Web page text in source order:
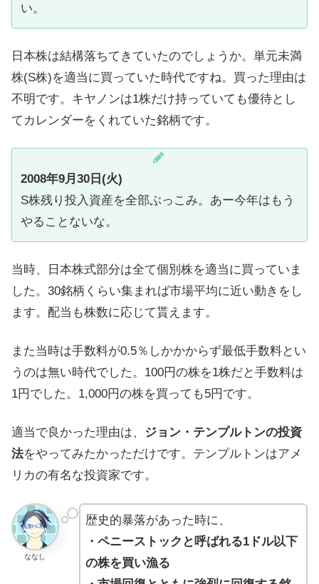
い。
日本株は結構落ちてきていたのでしょうか。単元未満
株(S株)を適当に買っていた時代ですね。買った理由は
不明です。キヤノンは1株だけ持っていても優待とし
てカレンダーをくれていた銘柄です。
2008年9月30日(火)
S株残り投入資産を全部ぶっこみ。あー今年はもう
やることないな。
当時、日本株式部分は全て個別株を適当に買っていま
した。30銘柄くらい集まれば市場平均に近い動きをし
ます。配当も株数に応じて貰えます。
また当時は手数料が0.5％しかかからず最低手数料とい
うのは無い時代でした。100円の株を1株だと手数料は
1円でした。1,000円の株を買っても5円です。
適当で良かった理由は、 ジョン・テンプルトンの投資
法をやってみたかっただけです。テンプルトンはアメ
リカの有名な投資家です。
ななし
歴史的暴落があった時に、
・ペニーストックと呼ばれる1ドル以下
の株を買い漁る